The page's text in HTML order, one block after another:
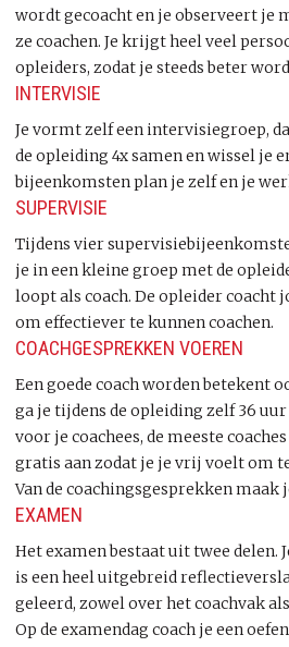
wordt gecoacht en je observeert je
ze coachen. Je krijgt heel veel
opleiders, zodat je steeds beter
INTERVISIE
Je vormt zelf een intervisiegroep,
de opleiding 4x samen en wissel je
bijeenkomsten plan je zelf en je
SUPERVISIE
Tijdens vier
je in een kleine groep met de
loopt als coach. De opleider coacht
om effectiever te kunnen coachen.
COACHGESPREKKEN VOEREN
Een goede coach worden betekent
ga je tijdens de opleiding zelf 36
voor je coachees, de meeste
gratis aan zodat je je vrij voelt om
Van de coachingsgesprekken maak
EXAMEN
Het examen bestaat uit twee delen.
is een heel uitgebreid
geleerd, zowel over het coachvak
Op de examendag coach je een